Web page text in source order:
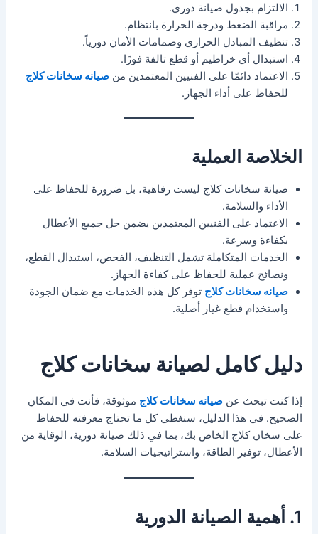
الالتزام بجدول صيانة دوري.
مراقبة الضغط ودرجة الحرارة بانتظام.
تنظيف المبادل الحراري وصمامات الأمان دورياً.
استبدال أي خراطيم أو قطع تالفة فورًا.
الاعتماد دائمًا على الفنيين المعتمدين منصيانه سخانات كلاج
للحفاظ على أداء الجهاز.
الخلاصة العملية
صيانة سخانات كلاج ليست رفاهية، بل ضرورة للحفاظ على
الأداء والسلامة.
الاعتماد على الفنيين المعتمدين يضمن حل جميع الأعطال
بكفاءة وسرعة.
الخدمات المتكاملة تشمل التنظيف، الفحص، استبدال القطع،
ونصائح عملية للحفاظ على كفاءة الجهاز.
صيانه سخانات كلاج توفر كل هذه الخدمات مع ضمان الجودة
واستخدام قطع غيار أصلية.
دليل كامل لصيانة سخانات كلاج
إذا كنت تبحث عنصيانه سخانات كلاج موثوقة، فأنت في المكان
الصحيح. في هذا الدليل، سنغطي كل ما تحتاج معرفته للحفاظ
على سخان كلاج الخاص بك، بما في ذلك صيانة دورية، الوقاية من
الأعطال، توفير الطاقة، واستراتيجيات السلامة.
1. أهمية الصيانة الدورية